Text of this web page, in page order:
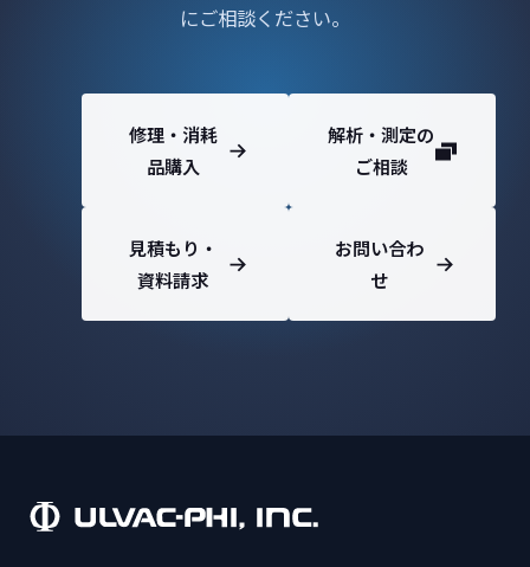
にご相談ください。
修理・消耗
品購入
解析・測定の
ご相談
見積もり・
資料請求
お問い合わ
せ